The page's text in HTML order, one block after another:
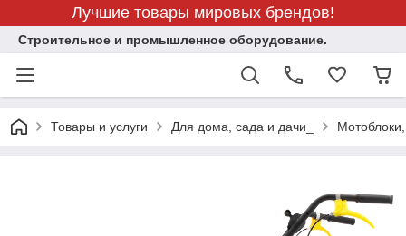
Лучшие товары мировых брендов!
Строительное и промышленное оборудование.
Товары и услуги Для дома, сада и дачи_